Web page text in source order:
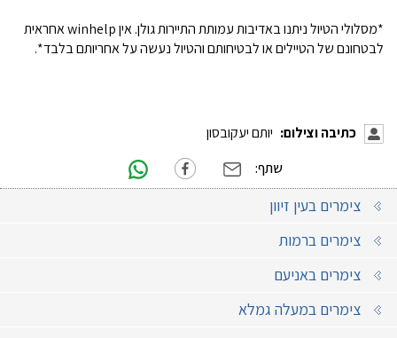
צימרים בעין זיוון
צימרים ברמות
צימרים באניעם
צימרים במעלה גמלא
כתיבה וצילום: יותם יעקובסון
שתף:
*מסלולי הטיול ניתנו באדיבות עמותת התיירות גולן. אין winhelp אחראית
לבטחונם של הטיילים או לבטיחותם והטיול נעשה על אחריותם בלבד*.